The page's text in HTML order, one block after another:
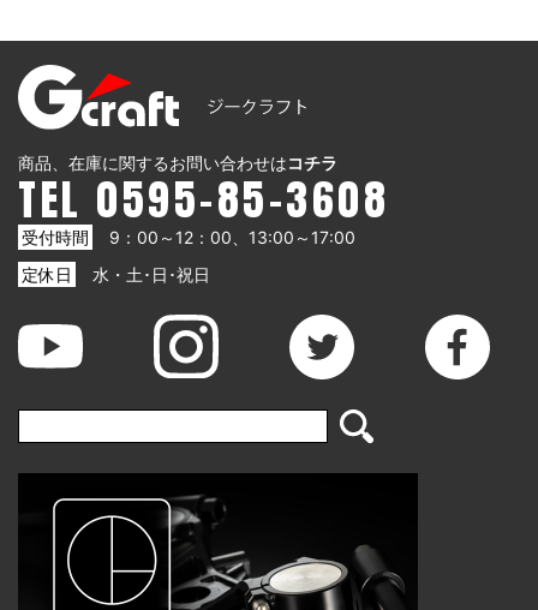
商品、在庫に関するお問い合わせはコチラ
TEL 0595-85-3608
受付時間
9：00～12：00、13:00～17:00
定休日
水・土･日･祝日